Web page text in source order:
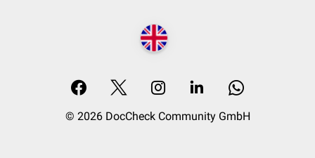
© 2026 DocCheck Community GmbH